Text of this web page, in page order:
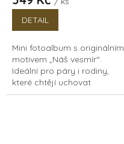
DETAIL
Mini fotoalbum s originálním
motivem „Náš vesmír“.
Ideální pro páry i rodiny,
které chtějí uchovat
nezapomenutelné